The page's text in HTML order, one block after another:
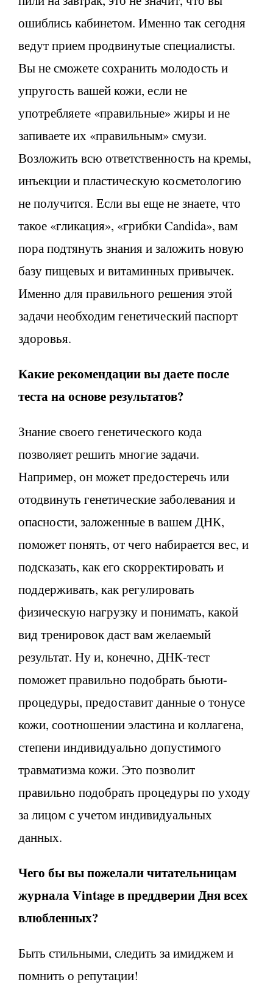
ошиблись кабинетом. Именно так сегодня
ведут прием продвинутые специалисты.
Вы не сможете сохранить молодость и
упругость вашей кожи, если не
употребляете «правильные» жиры и не
запиваете их «правильным» смузи.
Возложить всю ответственность на кремы,
инъекции и пластическую косметологию
не получится. Если вы еще не знаете, что
такое «гликация», «грибки Candida», вам
пора подтянуть знания и заложить новую
базу пищевых и витаминных привычек.
Именно для правильного решения этой
задачи необходим генетический паспорт
здоровья.
Какие рекомендации вы даете после
теста на основе результатов?
Знание своего генетического кода
позволяет решить многие задачи.
Например, он может предостеречь или
отодвинуть генетические заболевания и
опасности, заложенные в вашем ДНК,
поможет понять, от чего набирается вес, и
подсказать, как его скорректировать и
поддерживать, как регулировать
физическую нагрузку и понимать, какой
вид тренировок даст вам желаемый
результат. Ну и, конечно, ДНК-тест
поможет правильно подобрать бьюти-
процедуры, предоставит данные о тонусе
кожи, соотношении эластина и коллагена,
степени индивидуально допустимого
травматизма кожи. Это позволит
правильно подобрать процедуры по уходу
за лицом с учетом индивидуальных
данных.
Чего бы вы пожелали читательницам
журнала Vintage в преддверии Дня всех
влюбленных?
Быть стильными, следить за имиджем и
помнить о репутации!